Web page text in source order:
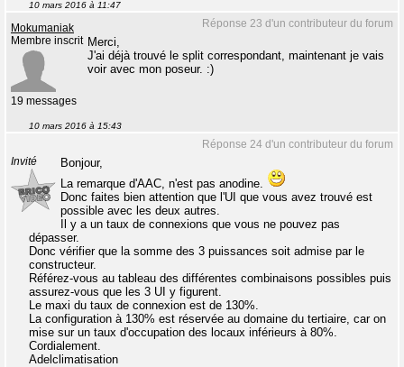
10 mars 2016 à 11:47
Réponse 23 d'un contributeur du forum
Mokumaniak
Membre inscrit
19 messages
Merci,
J'ai déjà trouvé le split correspondant, maintenant je vais
voir avec mon poseur. :)
10 mars 2016 à 15:43
Réponse 24 d'un contributeur du forum
Invité
Bonjour,
La remarque d'AAC, n'est pas anodine.
Donc faites bien attention que l'UI que vous avez trouvé est
possible avec les deux autres.
Il y a un taux de connexions que vous ne pouvez pas
dépasser.
Donc vérifier que la somme des 3 puissances soit admise par le
constructeur.
Référez-vous au tableau des différentes combinaisons possibles puis
assurez-vous que les 3 UI y figurent.
Le maxi du taux de connexion est de 130%.
La configuration à 130% est réservée au domaine du tertiaire, car on
mise sur un taux d'occupation des locaux inférieurs à 80%.
Cordialement.
Adelclimatisation